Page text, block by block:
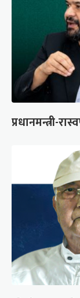
प्रधानमन्त्री-